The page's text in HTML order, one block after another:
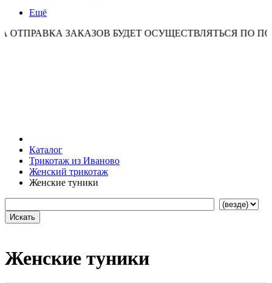
Ещё
ЗАКАЗОВ БУДЕТ ОСУЩЕСТВЛЯТЬСЯ ПО
Каталог
Трикотаж из Иваново
Женский трикотаж
Женские туники
Женские туники